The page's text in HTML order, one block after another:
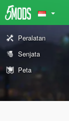
Peralatan
Senjata
Peta